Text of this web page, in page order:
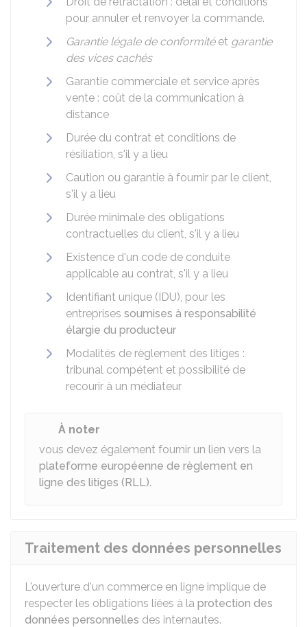
pour annuler et renvoyer la commande.
Garantie légale de conformitéet garantie
des vices cachés
Garantie commerciale et service après
vente : coût de la communication à
distance
Durée du contrat et conditions de
résiliation, s'il y a lieu
Caution ou garantie à fournir par le client,
s'il y a lieu
Durée minimale des obligations
contractuelles du client, s'il y a lieu
Existence d'un code de conduite
applicable au contrat, s'il y a lieu
Identifiant unique (IDU), pour les
entreprises soumises à responsabilité
élargie du producteur
Modalités de règlement des litiges :
tribunal compétent et possibilité de
recourir à un médiateur
À noter
vous devez également fournir un lien vers la
plateforme européenne de règlement en
ligne des litiges (RLL).
Traitement des données personnelles
L'ouverture d'un commerce en ligne implique de
respecter les obligations liées à la protection des
données personnelles des internautes.